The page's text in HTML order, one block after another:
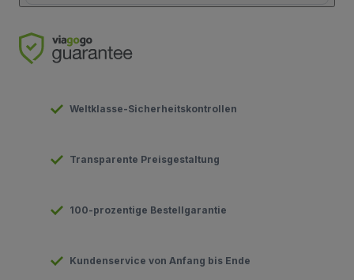
Weltklasse-Sicherheitskontrollen
Transparente Preisgestaltung
100-prozentige Bestellgarantie
Kundenservice von Anfang bis Ende